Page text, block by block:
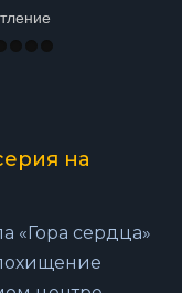
на
«Гора сердца»